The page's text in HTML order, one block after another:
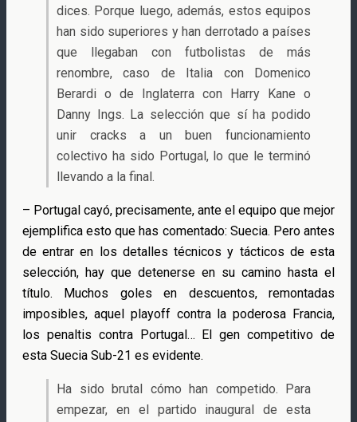
dices. Porque luego, además, estos equipos
han sido superiores y han derrotado a países
que llegaban con futbolistas de más
renombre, caso de Italia con Domenico
Berardi o de Inglaterra con Harry Kane o
Danny Ings. La selección que sí ha podido
unir cracks a un buen funcionamiento
colectivo ha sido Portugal, lo que le terminó
llevando a la final.
– Portugal cayó, precisamente, ante el equipo que mejor
ejemplifica esto que has comentado: Suecia. Pero antes
de entrar en los detalles técnicos y tácticos de esta
selección, hay que detenerse en su camino hasta el
título. Muchos goles en descuentos, remontadas
imposibles, aquel playoff contra la poderosa Francia,
los penaltis contra Portugal… El gen competitivo de
esta Suecia Sub-21 es evidente.
Ha sido brutal cómo han competido. Para
empezar, en el partido inaugural de esta